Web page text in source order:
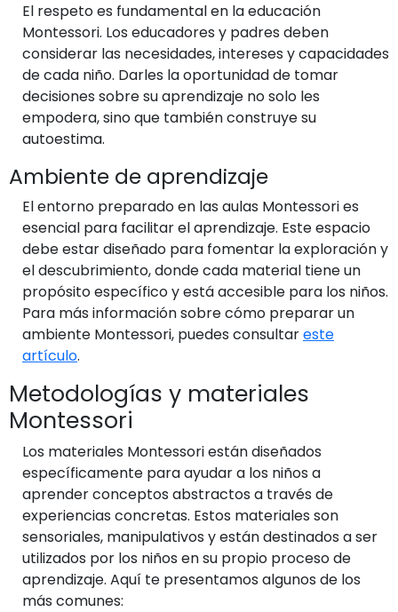
El respeto es fundamental en la educación
Montessori. Los educadores y padres deben
considerar las necesidades, intereses y capacidades
de cada niño. Darles la oportunidad de tomar
decisiones sobre su aprendizaje no solo les
empodera, sino que también construye su
autoestima.
Ambiente de aprendizaje
El entorno preparado en las aulas Montessori es
esencial para facilitar el aprendizaje. Este espacio
debe estar diseñado para fomentar la exploración y
el descubrimiento, donde cada material tiene un
propósito específico y está accesible para los niños.
Para más información sobre cómo preparar un
ambiente Montessori, puedes consultareste
artículo.
Metodologías y materiales
Montessori
Los materiales Montessori están diseñados
específicamente para ayudar a los niños a
aprender conceptos abstractos a través de
experiencias concretas. Estos materiales son
sensoriales, manipulativos y están destinados a ser
utilizados por los niños en su propio proceso de
aprendizaje. Aquí te presentamos algunos de los
más comunes: